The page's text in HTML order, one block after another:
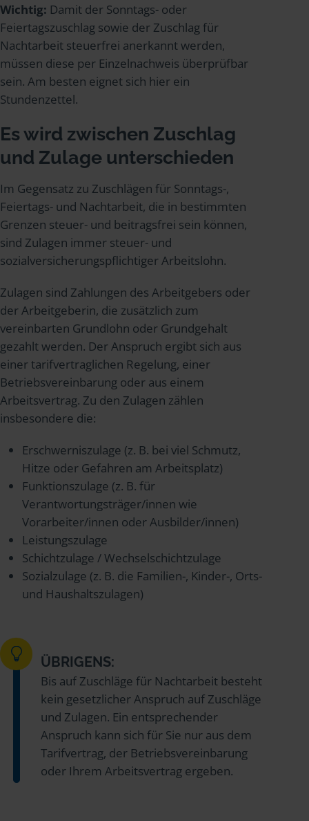
Wichtig: Damit der Sonntags- oder
Feiertagszuschlag sowie der Zuschlag für
Nachtarbeit steuerfrei anerkannt werden,
müssen diese per Einzelnachweis überprüfbar
sein. Am besten eignet sich hier ein
Stundenzettel.
Es wird zwischen Zuschlag
und Zulage unterschieden
Im Gegensatz zu Zuschlägen für Sonntags-,
Feiertags- und Nachtarbeit, die in bestimmten
Grenzen steuer- und beitragsfrei sein können,
sind Zulagen immer steuer- und
sozialversicherungspflichtiger Arbeitslohn.
Zulagen sind Zahlungen des Arbeitgebers oder
der Arbeitgeberin, die zusätzlich zum
vereinbarten Grundlohn oder Grundgehalt
gezahlt werden. Der Anspruch ergibt sich aus
einer tarifvertraglichen Regelung, einer
Betriebsvereinbarung oder aus einem
Arbeitsvertrag. Zu den Zulagen zählen
insbesondere die:
Erschwerniszulage (z. B. bei viel Schmutz,
Hitze oder Gefahren am Arbeitsplatz)
Funktionszulage (z. B. für
Verantwortungsträger/innen wie
Vorarbeiter/innen oder Ausbilder/innen)
Leistungszulage
Schichtzulage / Wechselschichtzulage
Sozialzulage (z. B. die Familien-, Kinder-, Orts-
und Haushaltszulagen)
ÜBRIGENS:
Bis auf Zuschläge für Nachtarbeit besteht
kein gesetzlicher Anspruch auf Zuschläge
und Zulagen. Ein entsprechender
Anspruch kann sich für Sie nur aus dem
Tarifvertrag, der Betriebsvereinbarung
oder Ihrem Arbeitsvertrag ergeben.